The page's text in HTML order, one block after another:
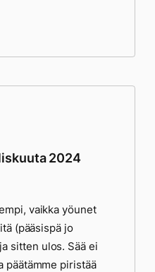
2024
vaikka yöunet
(pääsispä jo
sitten ulos. Sää ei
päätämme piristää